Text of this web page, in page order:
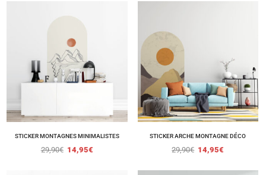
STICKER MONTAGNES MINIMALISTES
29,90€ 14,95€
STICKER ARCHE MONTAGNE DÉCO
29,90€ 14,95€